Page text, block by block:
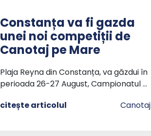
Constanța va fi gazda
unei noi competiții de
Canotaj pe Mare
Plaja Reyna din Constanța, va găzdui în
perioada 26-27 August, Campionatul …
citește articolul
Canotaj